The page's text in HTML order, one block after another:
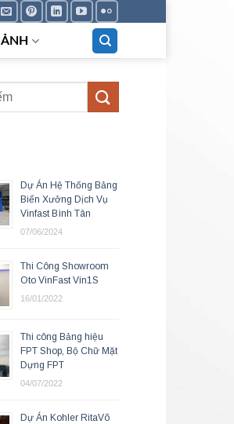
Dự Án Hệ Thống Bảng
Biển Xưởng Dịch Vụ
Vinfast Bình Tân
07/06/2024
Thi Công Showroom
Oto VinFast Vin1S
16/01/2022
Thi công Bảng hiệu
FPT Shop, Bộ Chữ Mặt
Dựng FPT
04/07/2022
Dự Án Kohler RitaVõ